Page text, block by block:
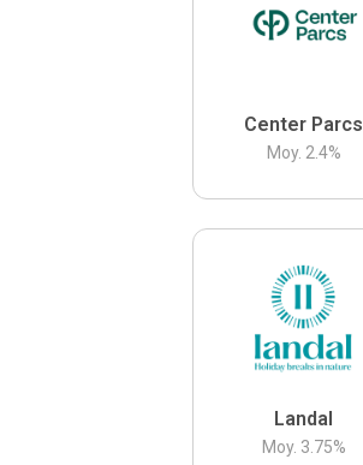
Center Parcs
Moy. 2.4%
Landal
Moy. 3.75%